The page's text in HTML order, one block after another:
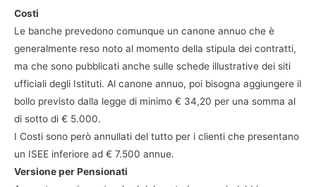
Costi
Le banche prevedono comunque un canone annuo che è
generalmente reso noto al momento della stipula dei contratti,
ma che sono pubblicati anche sulle schede illustrative dei siti
ufficiali degli Istituti. Al canone annuo, poi bisogna aggiungere il
bollo previsto dalla legge di minimo € 34,20 per una somma al
di sotto di € 5.000.
I Costi sono però annullati del tutto per i clienti che presentano
un ISEE inferiore ad € 7.500 annue.
Versione per Pensionati